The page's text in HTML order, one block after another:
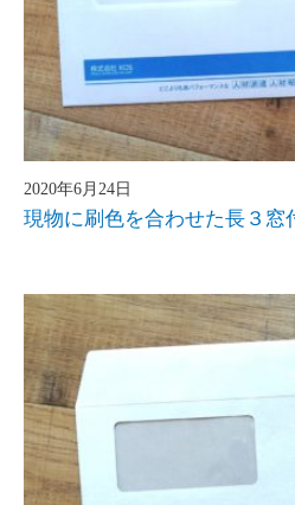
2020年6月24日
現物に刷色を合わせた長３窓